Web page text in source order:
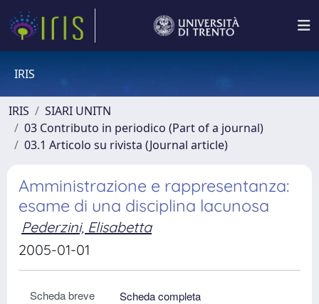
IRIS
IRIS
SIARI UNITN
03 Contributo in periodico (Part of a journal)
03.1 Articolo su rivista (Journal article)
Amministrazione e rappresentanza:
esame di una disciplina lacunosa
Pederzini, Elisabetta
2005-01-01
Scheda breve
Scheda completa